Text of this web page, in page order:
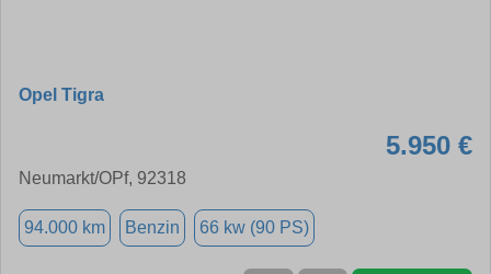
Opel Tigra
5.950 €
Neumarkt/OPf, 92318
94.000 km Benzin 66 kw (90 PS)